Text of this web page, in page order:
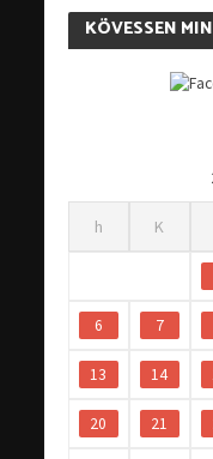
KÖVESSEN
h K
6 7
13 14
20 21